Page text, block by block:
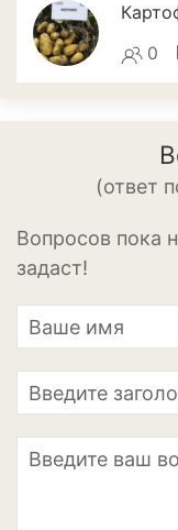
Груша
Ежевика
Калина
Клубника
Клюква
Крыжовник
0
(ответ
Вопросов пока
задаст!